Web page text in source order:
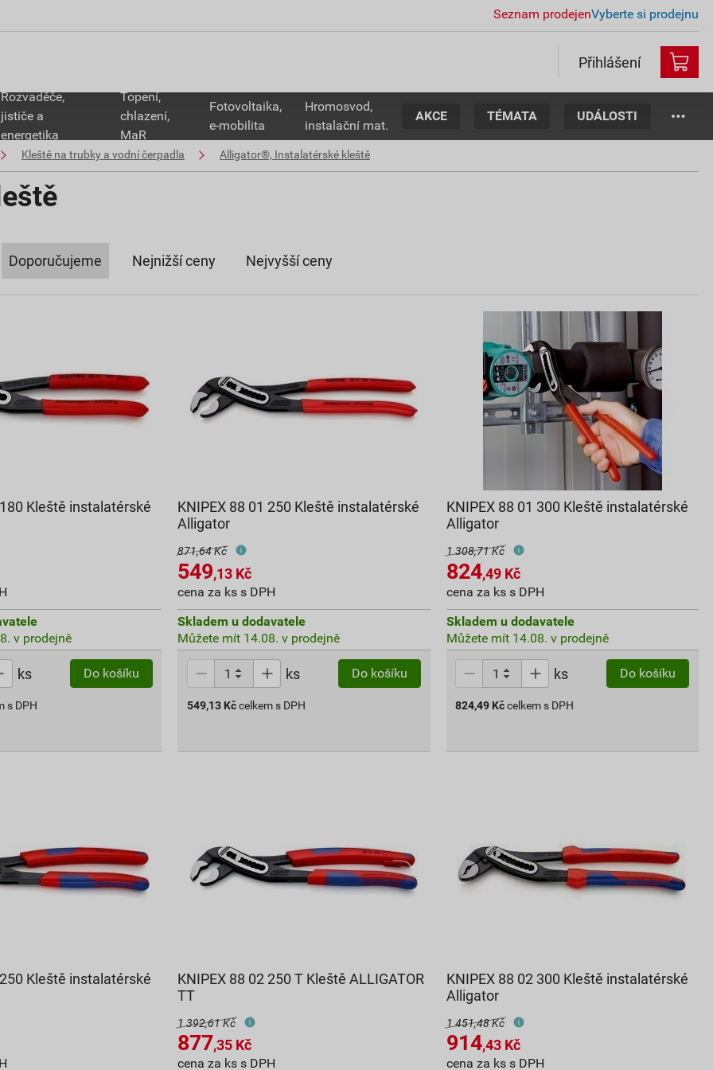
Seznam prodejenVyberte si prodejnu
Přihlášení
Rozvaděče,
jističe a
energetika
Topení,
chlazení,
MaR
Fotovoltaika,
e-mobilita
Hromosvod,
instalační mat.
AKCE TÉMATA UDÁLOSTI
Kleště na trubky a vodní čerpadla Alligator®, Instalatérské kleště
Doporučujeme Nejnižší ceny Nejvyšší ceny
Kleště instalatérské
v prodejně
ks Do košíku
s DPH
KNIPEX 88 01 250 Kleště instalatérské
Alligator
871,64 Kč
549,13 Kč
cena za ks s DPH
Skladem u dodavatele
Můžete mít 14.08. v prodejně
ks Do košíku
549,13 Kčcelkem s DPH
KNIPEX 88 01 300 Kleště instalatérské
Alligator
1 308,71 Kč
824,49Kč
cena za ks s DPH
Skladem u dodavatele
Můžete mít 14.08. v prodejně
ks Do košíku
824,49 Kč celkem s DPH
Kleště instalatérské
KNIPEX 88 02 250 T Kleště ALLIGATOR
TT
1 392,61 Kč
877,35 Kč
cena za ks s DPH
KNIPEX 88 02 300 Kleště instalatérské
Alligator
1 451,48 Kč
914,43Kč
cena za ks s DPH